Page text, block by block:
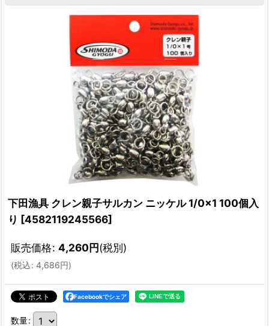
下田漁具 クレン親子サルカン ニッケル 1/0×1 100個入
り [4582119245566]
販売価格: 4,260円(税別)
(税込: 4,686円)
Facebookでシェア
数量: